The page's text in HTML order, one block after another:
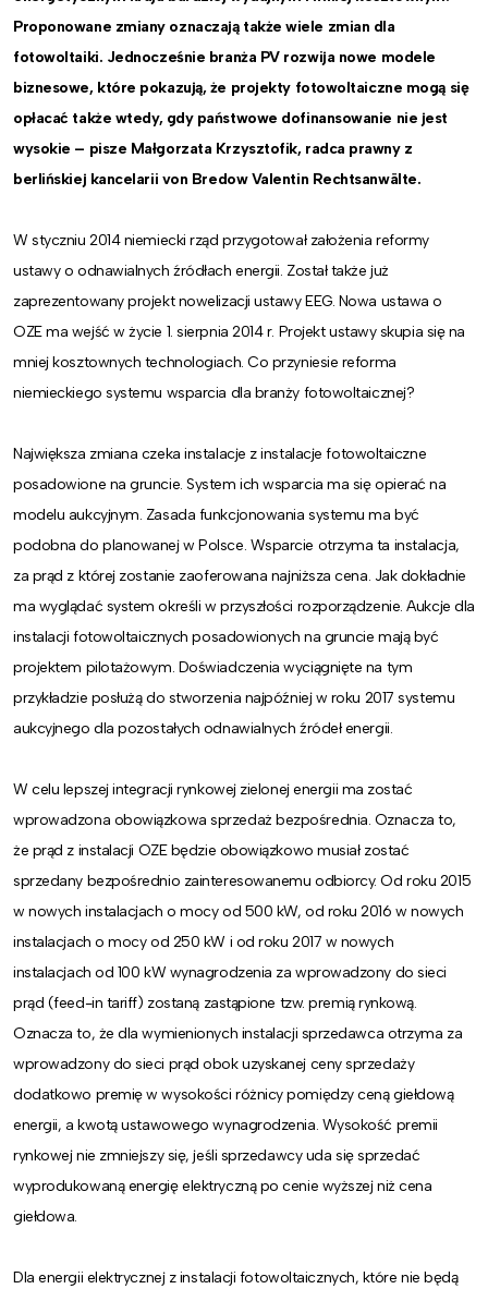
Proponowane zmiany oznaczajątakże wiele zmian dla
fotowoltaiki. Jednocześnie branża PV rozwija nowe modele
biznesowe, które pokazują,że projekty fotowoltaiczne mogąsię
opłacać także wtedy, gdy państwowe dofinansowanie nie jest
wysokie – pisze Małgorzata Krzysztofik, radca prawny z
berlińskiej kancelarii von Bredow Valentin Rechtsanwälte.
W styczniu 2014 niemiecki rząd przygotował założenia reformy
ustawy o odnawialnych źródłach energii. Został także już
zaprezentowany projekt nowelizacji ustawy EEG. Nowa ustawa o
OZE ma wejść w życie 1. sierpnia 2014 r. Projekt ustawy skupia się na
mniej kosztownych technologiach. Co przyniesie reforma
niemieckiego systemu wsparcia dla branży fotowoltaicznej?
Największa zmiana czeka instalacje z instalacje fotowoltaiczne
posadowione na gruncie. System ich wsparcia ma się opierać na
modelu aukcyjnym. Zasada funkcjonowania systemu ma być
podobna do planowanej w Polsce. Wsparcie otrzyma ta instalacja,
za prąd z której zostanie zaoferowana najniższa cena. Jak dokładnie
ma wyglądać system określi w przyszłości rozporządzenie. Aukcje dla
instalacji fotowoltaicznych posadowionych na gruncie mają być
projektem pilotażowym. Doświadczenia wyciągnięte na tym
przykładzie posłużą do stworzenia najpóźniej w roku 2017 systemu
aukcyjnego dla pozostałych odnawialnych źródeł energii.
W celu lepszej integracji rynkowej zielonej energii ma zostać
wprowadzona obowiązkowa sprzedaż bezpośrednia. Oznacza to,
że prąd z instalacji OZE będzie obowiązkowo musiał zostać
sprzedany bezpośrednio zainteresowanemu odbiorcy. Od roku 2015
w nowych instalacjach o mocy od 500 kW, od roku 2016 w nowych
instalacjach o mocy od 250 kW i od roku 2017 w nowych
instalacjach od 100 kW wynagrodzenia za wprowadzony do sieci
prąd (feed-in tariff) zostaną zastąpione tzw. premią rynkową.
Oznacza to, że dla wymienionych instalacji sprzedawca otrzyma za
wprowadzony do sieci prąd obok uzyskanej ceny sprzedaży
dodatkowo premię w wysokości różnicy pomiędzy ceną giełdową
energii, a kwotą ustawowego wynagrodzenia. Wysokość premii
rynkowej nie zmniejszy się, jeśli sprzedawcy uda się sprzedać
wyprodukowaną energię elektryczną po cenie wyższej niż cena
giełdowa.
Dla energii elektrycznej z instalacji fotowoltaicznych, które nie będą